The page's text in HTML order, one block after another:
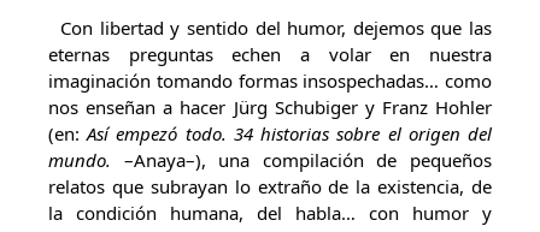
Con libertad y sentido del humor, dejemos que las
eternas preguntas echen a volar en nuestra
imaginación tomando formas insospechadas… como
nos enseñan a hacer Jürg Schubiger y Franz Hohler
(en:Así empezó todo. 34 historias sobre el origen del
mundo. –Anaya–), una compilación de pequeños
relatos que subrayan lo extraño de la existencia, de
la condición humana, del habla… con humor y